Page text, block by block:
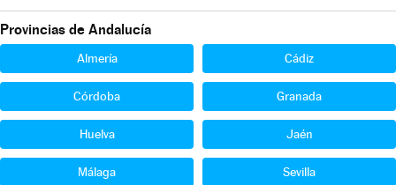
Provincias de Andalucía
Almería Cádiz
Córdoba Granada
Huelva Jaén
Málaga Sevilla